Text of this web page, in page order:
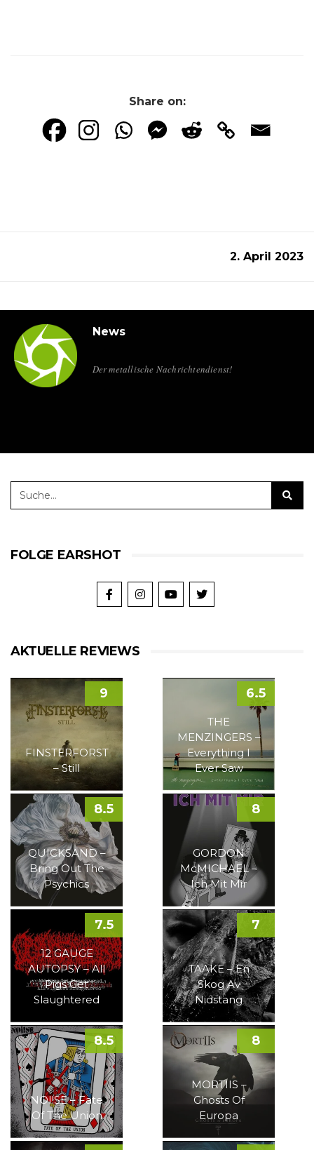
Share on:
2. April 2023
News
Der metallische Nachrichtendienst!
FOLGE EARSHOT
AKTUELLE REVIEWS
FINSTERFORST
– Still
9
THE
MENZINGERS –
Everything I
Ever Saw
6.5
QUICKSAND –
Bring Out The
Psychics
8.5
GORDON
McMICHAEL –
Ich Mit Mir
8
12 GAUGE
AUTOPSY – All
Pigs Get
Slaughtered
7.5
TAAKE – En
Skog Av
Nidstang
7
NOI!SE – Fate
Of The Union
8.5
MORTIIS –
Ghosts Of
Europa
8